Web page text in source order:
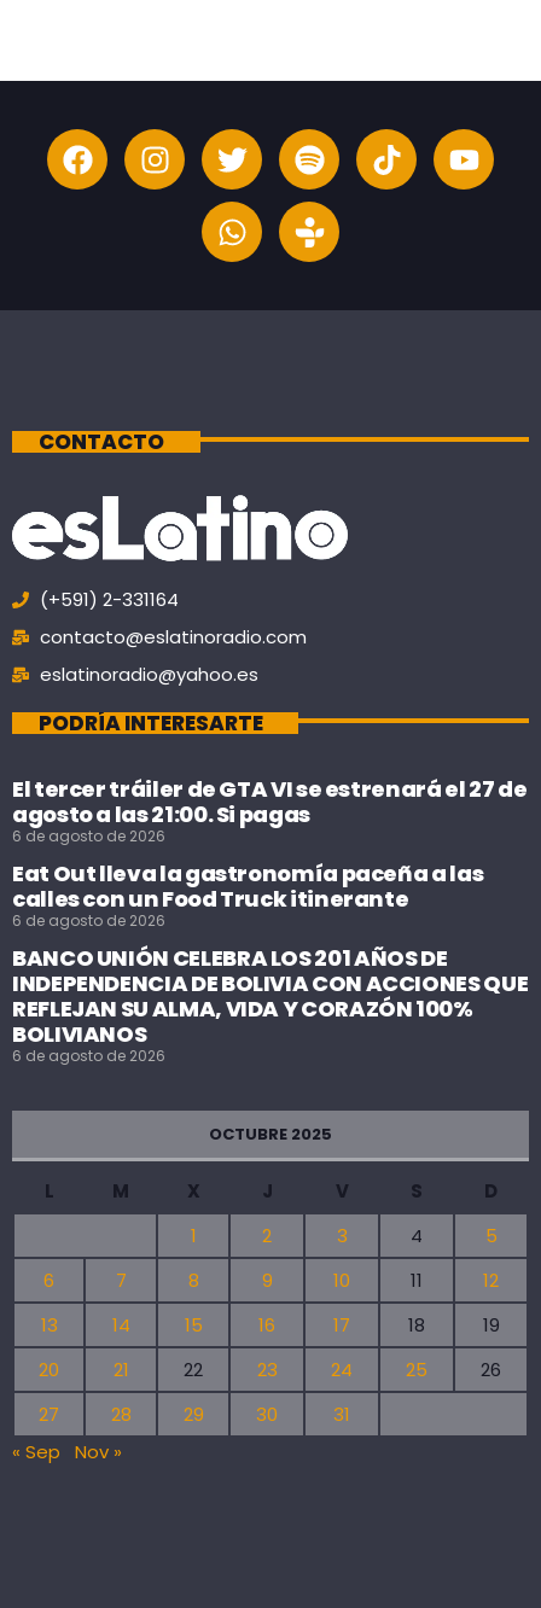
CONTACTO
(+591) 2-331164
contacto@eslatinoradio.com
eslatinoradio@yahoo.es
PODRÍA INTERESARTE
El tercer tráiler de GTA VI se estrenará el 27 de
agosto a las 21:00. Si pagas
6 de agosto de 2026
Eat Out lleva la gastronomía paceña a las
calles con un Food Truck itinerante
6 de agosto de 2026
BANCO UNIÓN CELEBRA LOS 201 AÑOS DE
INDEPENDENCIA DE BOLIVIA CON ACCIONES QUE
REFLEJAN SU ALMA, VIDA Y CORAZÓN 100%
BOLIVIANOS
6 de agosto de 2026
OCTUBRE 2025
L M X J V S
D
1
2 3 4
5
6
7 8 9 10 11
12
13
14 15 16 17 18
19
20
21 22 23 24 25
26
27
28 29 30
31
« Sep
Nov »